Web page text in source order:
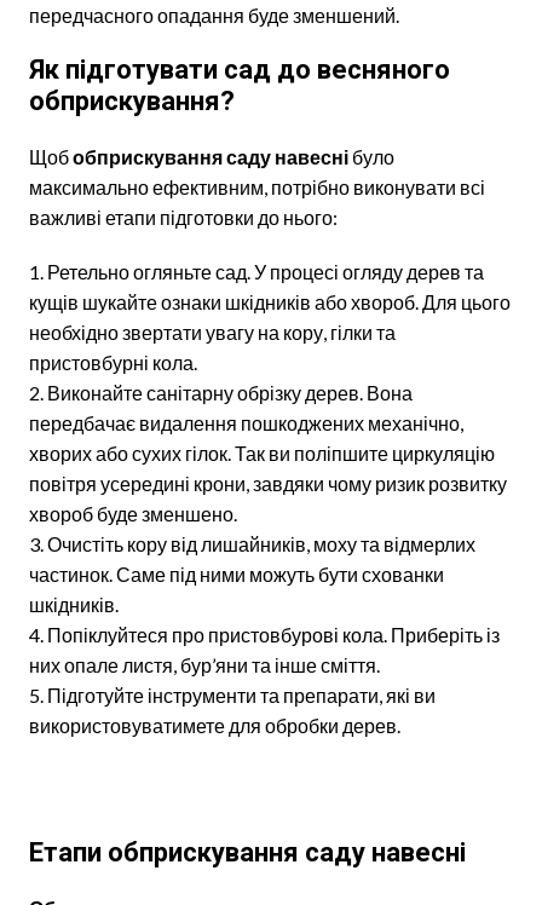
передчасного опадання буде зменшений.
Як підготувати сад до весняного
обприскування?
Щобобприскування саду навесні було
максимально ефективним, потрібно виконувати всі
важливі етапи підготовки до нього:
Ретельно огляньте сад. У процесі огляду дерев та
кущів шукайте ознаки шкідників або хвороб. Для цього
необхідно звертати увагу на кору, гілки та
пристовбурні кола.
Виконайте санітарну обрізку дерев. Вона
передбачає видалення пошкоджених механічно,
хворих або сухих гілок. Так ви поліпшите циркуляцію
повітря усередині крони, завдяки чому ризик розвитку
хвороб буде зменшено.
Очистіть кору від лишайників, моху та відмерлих
частинок. Саме під ними можуть бути схованки
шкідників.
Попіклуйтеся про пристовбурові кола. Приберіть із
них опале листя, бур’яни та інше сміття.
Підготуйте інструменти та препарати, які ви
використовуватимете для обробки дерев.
Етапи обприскування саду навесні